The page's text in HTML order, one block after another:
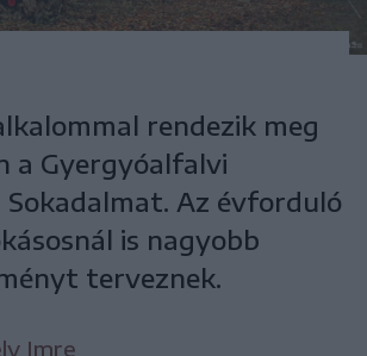
rendezik meg
a Gyergyóalfalvi
Sokadalmat. Az évforduló
is nagyobb
terveznek.
Imre